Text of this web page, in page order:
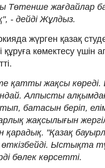
Төтенше жағдайлар
- дейді Жұлдыз.
жүрген қазақ
құруға көмектесу
қатты жақсы
Алпысты
батасын беріп,
жақсылығын
"Қазақ
Ыстықта
бөлек көрсетті.